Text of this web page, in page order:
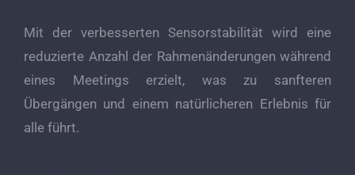
Mit der verbesserten Sensorstabilität wird eine
reduzierte Anzahl der Rahmenänderungen während
eines Meetings erzielt, was zu sanfteren
Übergängen und einem natürlicheren Erlebnis für
alle führt.